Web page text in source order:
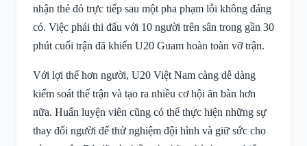
nhận thẻ đỏ trực tiếp sau một pha phạm lỗi không đáng
có. Việc phải thi đấu với 10 người trên sân trong gần 30
phút cuối trận đã khiến U20 Guam hoàn toàn vỡ trận.
Với lợi thế hơn người, U20 Việt Nam càng dễ dàng
kiểm soát thế trận và tạo ra nhiều cơ hội ăn bàn hơn
nữa. Huấn luyện viên cũng có thể thực hiện những sự
thay đổi người để thử nghiệm đội hình và giữ sức cho